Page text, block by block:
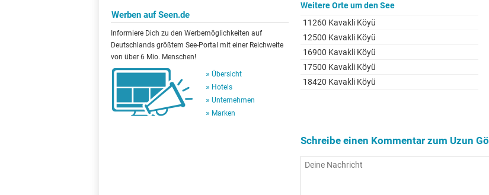
Werben auf Seen.de
Informiere Dich zu den Werbemöglichkeiten auf
Deutschlands größtem See-Portal mit einer Reichweite
von über 6 Mio. Menschen!
Übersicht
Hotels
Unternehmen
Marken
Weitere Orte um den See
11260 Kavakli Köyü
12500 Kavakli Köyü
16900 Kavakli Köyü
17500 Kavakli Köyü
18420 Kavakli Köyü
Schreibe einen Kommentar zum Uzun Göl